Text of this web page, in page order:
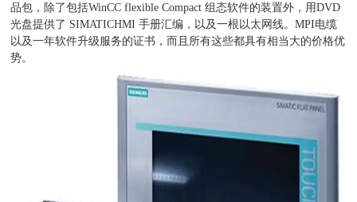
品包，除了包括WinCC flexible Compact 组态软件的装置外，用DVD
光盘提供了 SIMATICHMI 手册汇编，以及一根以太网线。MPI电缆
以及一年软件升级服务的证书，而且所有这些都具有相当大的价格优
势。